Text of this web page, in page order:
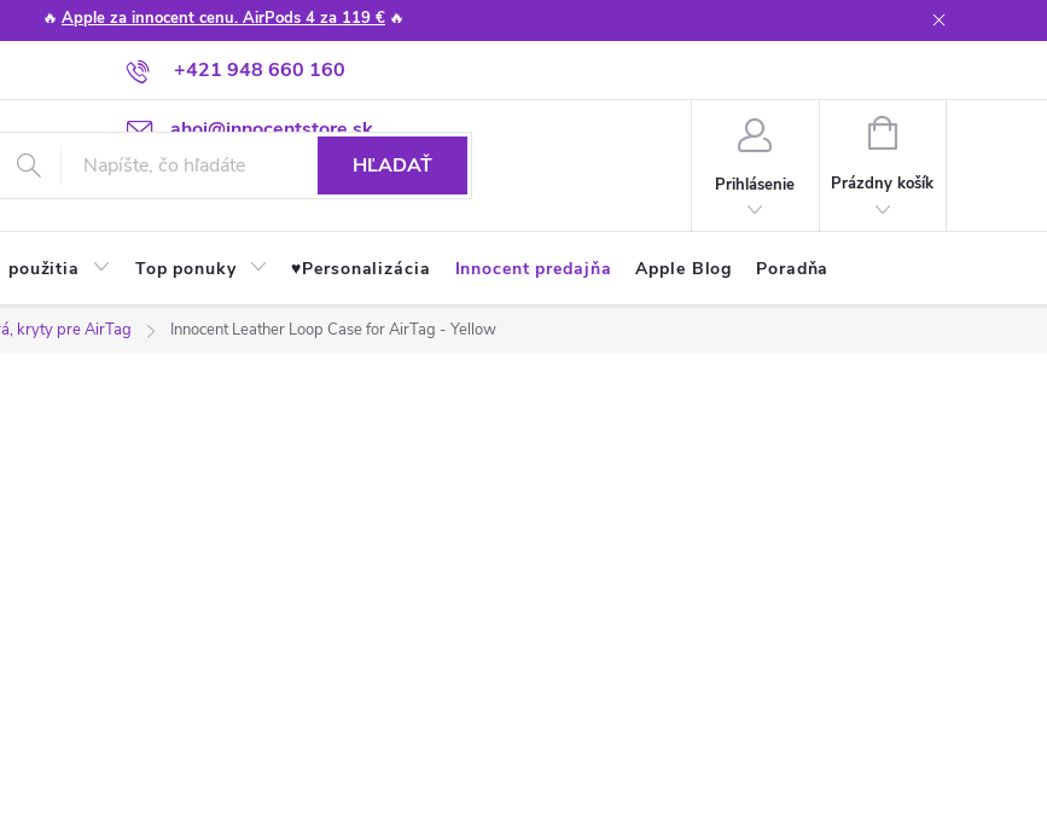
🔥 Apple za innocent cenu. AirPods 4 za 119 € 🔥
+421 948 660 160
ahoj@innocentstore.sk
Poradňa Apple návody a tipy
HĽADAŤ
Prihlásenie
NÁKUPNÝ
Prázdny košík
použitia Top ponuky ♥︎Personalizácia Innocent predajňa Apple Blog Poradňa
kryty pre AirTag Innocent Leather Loop Case for AirTag - Yellow